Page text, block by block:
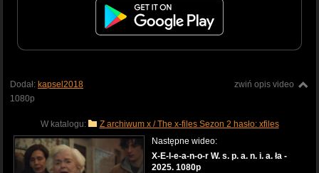
zwiń opis video
Dodał: kapsel2018
1080p
W katalogu: Z archiwum x / The x-files Sezon 2 hasło: xfiles
Następne wideo:
X-E-l-e-a-n-o-r W. s. p. a. n. i. a. ła -
2025. 1080p